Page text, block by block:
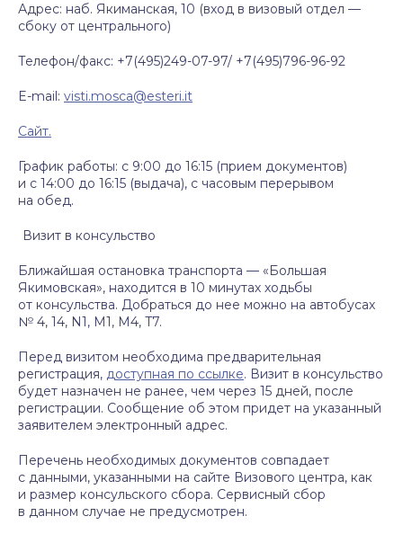
Адрес: наб. Якиманская, 10 (вход в визовый отдел —
сбоку от центрального)
Телефон/факс: +7(495)249-07-97/ +7(495)796-96-92
E-mail: visti.mosca@esteri.it
Сайт.
График работы: с 9:00 до 16:15 (прием документов)
и с 14:00 до 16:15 (выдача), с часовым перерывом
на обед.
Визит в консульство
Ближайшая остановка транспорта — «Большая
Якимовская», находится в 10 минутах ходьбы
от консульства. Добраться до нее можно на автобусах
№ 4, 14, N1, M1, M4, T7.
Перед визитом необходима предварительная
регистрация, доступная по ссылке. Визит в консульство
будет назначен не ранее, чем через 15 дней, после
регистрации. Сообщение об этом придет на указанный
заявителем электронный адрес.
Перечень необходимых документов совпадает
с данными, указанными на сайте Визового центра, как
и размер консульского сбора. Сервисный сбор
в данном случае не предусмотрен.